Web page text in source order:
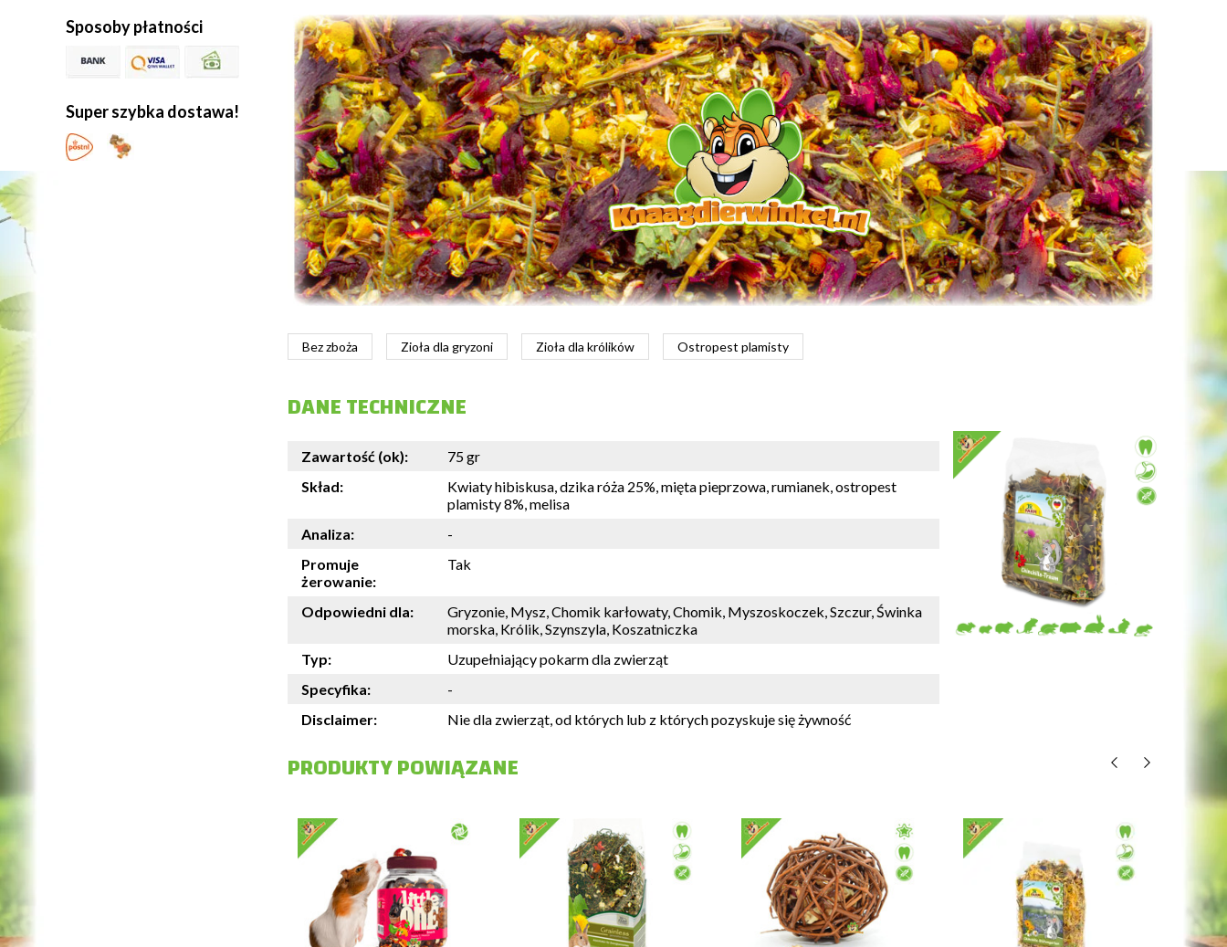
Sposoby płatności
Super szybka dostawa!
Bez zboża Zioła dla gryzoni Zioła dla królików Ostropest plamisty
DANE TECHNICZNE
Zawartość (ok):
75 gr
Skład:
Kwiaty hibiskusa, dzika róża 25%, mięta pieprzowa, rumianek, ostropest
plamisty 8%, melisa
Analiza:
-
Promuje
żerowanie:
Tak
Odpowiedni dla:
Gryzonie, Mysz, Chomik karłowaty, Chomik, Myszoskoczek, Szczur, Świnka
morska, Królik, Szynszyla, Koszatniczka
Typ:
Uzupełniający pokarm dla zwierząt
Specyfika:
-
Disclaimer:
Nie dla zwierząt, od których lub z których pozyskuje się żywność
PRODUKTY POWIĄZANE